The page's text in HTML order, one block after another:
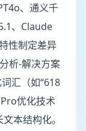
、通义千
、Claude
性制定差异
析-解决方案
汇（如“618
优化技术
本结构化。